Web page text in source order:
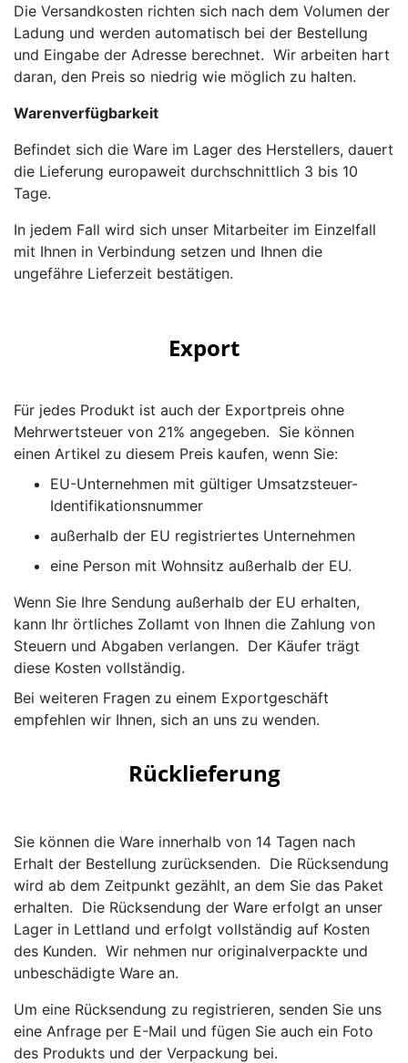
Die Versandkosten richten sich nach dem Volumen der
Ladung und werden automatisch bei der Bestellung
und Eingabe der Adresse berechnet. Wir arbeiten hart
daran, den Preis so niedrig wie möglich zu halten.
Warenverfügbarkeit
Befindet sich die Ware im Lager des Herstellers, dauert
die Lieferung europaweit durchschnittlich 3 bis 10
Tage.
In jedem Fall wird sich unser Mitarbeiter im Einzelfall
mit Ihnen in Verbindung setzen und Ihnen die
ungefähre Lieferzeit bestätigen.
Export
Für jedes Produkt ist auch der Exportpreis ohne
Mehrwertsteuer von 21% angegeben. Sie können
einen Artikel zu diesem Preis kaufen, wenn Sie:
EU-Unternehmen mit gültiger Umsatzsteuer-
Identifikationsnummer
außerhalb der EU registriertes Unternehmen
eine Person mit Wohnsitz außerhalb der EU.
Wenn Sie Ihre Sendung außerhalb der EU erhalten,
kann Ihr örtliches Zollamt von Ihnen die Zahlung von
Steuern und Abgaben verlangen. Der Käufer trägt
diese Kosten vollständig.
Bei weiteren Fragen zu einem Exportgeschäft
empfehlen wir Ihnen, sich an uns zu wenden.
Rücklieferung
Sie können die Ware innerhalb von 14 Tagen nach
Erhalt der Bestellung zurücksenden. Die Rücksendung
wird ab dem Zeitpunkt gezählt, an dem Sie das Paket
erhalten. Die Rücksendung der Ware erfolgt an unser
Lager in Lettland und erfolgt vollständig auf Kosten
des Kunden. Wir nehmen nur originalverpackte und
unbeschädigte Ware an.
Um eine Rücksendung zu registrieren, senden Sie uns
eine Anfrage per E-Mail und fügen Sie auch ein Foto
des Produkts und der Verpackung bei.